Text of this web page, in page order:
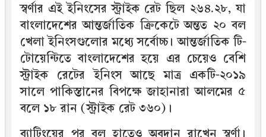
স্বর্ণার এই ইনিংসের স্ট্রাইক রেট ছিল ২৬৪.২৮, যা
বাংলাদেশের আন্তর্জাতিক ক্রিকেটে অন্তত ২০ বল
খেলা ইনিংসগুলোর মধ্যে সর্বোচ্চ। আন্তর্জাতিক টি-
টোয়েন্টিতে বাংলাদেশের হয়ে এর চেয়েও বেশি
স্ট্রাইক রেটের ইনিংস আছে মাত্র একটি-২০১৯
সালে পাকিস্তানের বিপক্ষে জাহানারা আলমের ৫
বলে ১৮ রান (স্ট্রাইক রেট ৩৬০)।
ব্যাটিংয়ের পর বল হাতেও অবদান রাখেন স্বর্ণা।